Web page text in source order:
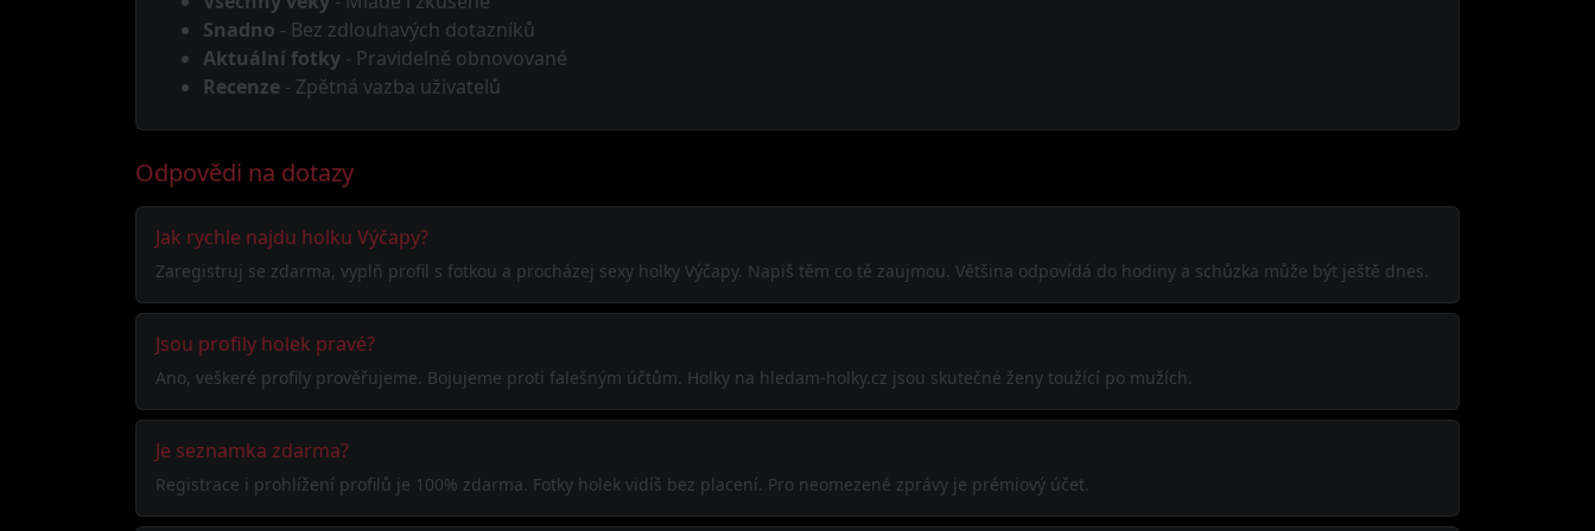
Snadno - Bez zdlouhavých dotazníků
Aktuální fotky - Pravidelně obnovované
Recenze - Zpětná vazba uživatelů
Odpovědi na dotazy
Jak rychle najdu holku Výčapy?
Zaregistruj se zdarma, vyplň profil s fotkou a procházej sexy holky Výčapy. Napiš těm co tě zaujmou. Většina odpovídá do hodiny a schůzka může být ještě dnes.
Jsou profily holek pravé?
Ano, veškeré profily prověřujeme. Bojujeme proti falešným účtům. Holky na hledam-holky.cz jsou skutečné ženy toužící po mužích.
Je seznamka zdarma?
Registrace i prohlížení profilů je 100% zdarma. Fotky holek vidíš bez placení. Pro neomezené zprávy je prémiový účet.